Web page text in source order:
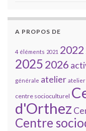
A PROPOS DE
4 éléments 2021 2022
20252026
générale atelier atelier
centre socioculturel
d'Orthez
Centre